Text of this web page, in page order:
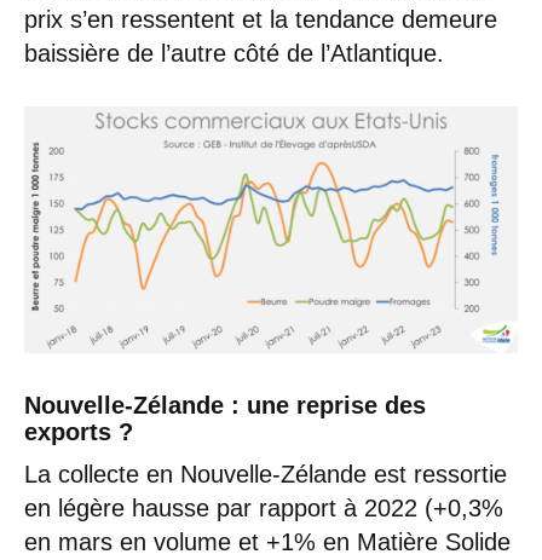
prix s’en ressentent et la tendance demeure
baissière de l’autre côté de l’Atlantique.
Nouvelle-Zélande : une reprise des
exports ?
La collecte en Nouvelle-Zélande est ressortie
en légère hausse par rapport à 2022 (+0,3%
en mars en volume et +1% en Matière Solide